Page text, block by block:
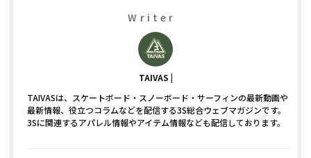
Writer
TAIVAS
TAIVASは、スケートボード・スノーボード・サーフィンの最新動画や
最新情報、役立つコラムなどを配信する3S総合ウェブマガジンです。
3Sに関連するアパレル情報やアイテム情報なども配信しております。